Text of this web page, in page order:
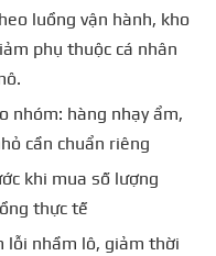
luồng vận hành, kho
phụ thuộc cá nhân
nhóm: hàng nhạy ẩm,
cần chuẩn riêng
khi mua số lượng
thực tế
lỗi nhầm lô, giảm thời